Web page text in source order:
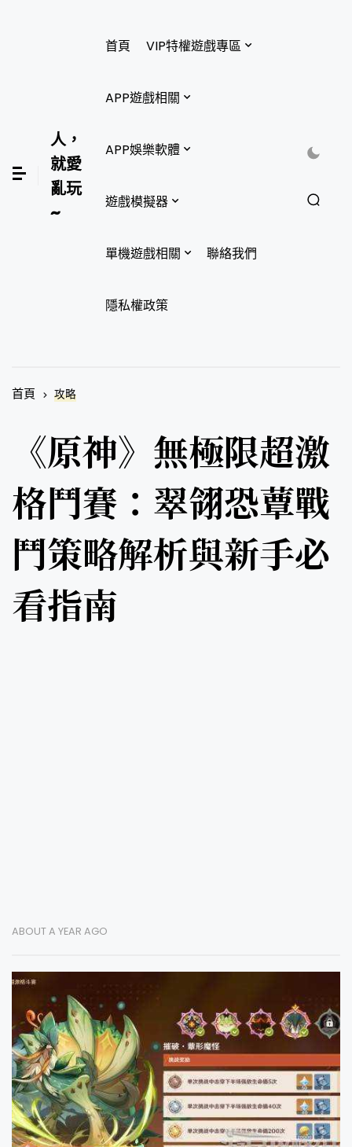
人，
就愛
亂玩
~
首頁 VIP特權遊戲專區
APP遊戲相關
APP娛樂軟體
遊戲模擬器
單機遊戲相關 聯絡我們
隱私權政策
首頁 攻略
《原神》無極限超激
格鬥賽：翠翎恐蕈戰
鬥策略解析與新手必
看指南
ABOUT A YEAR AGO